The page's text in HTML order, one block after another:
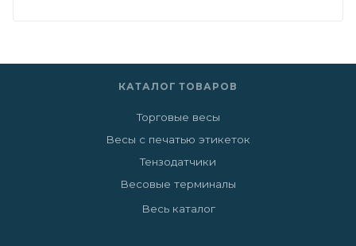
КАТАЛОГ ТОВАРОВ
Торговые весы
Весы с печатью этикеток
Тензодатчики
Весовые терминалы
Весь каталог